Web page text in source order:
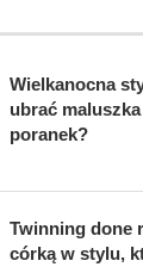
Wielkanocna
ubrać
poranek?
Twinning done
córką w stylu,